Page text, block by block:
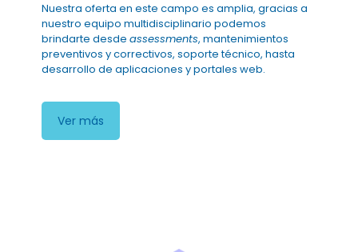
Nuestra oferta en este campo es amplia, gracias a
nuestro equipo multidisciplinario podemos
brindarte desdeassessments, mantenimientos
preventivos y correctivos, soporte técnico, hasta
desarrollo de aplicaciones y portales web.
Ver más